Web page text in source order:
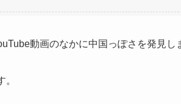
動画のなかに中国っぽさを発見し